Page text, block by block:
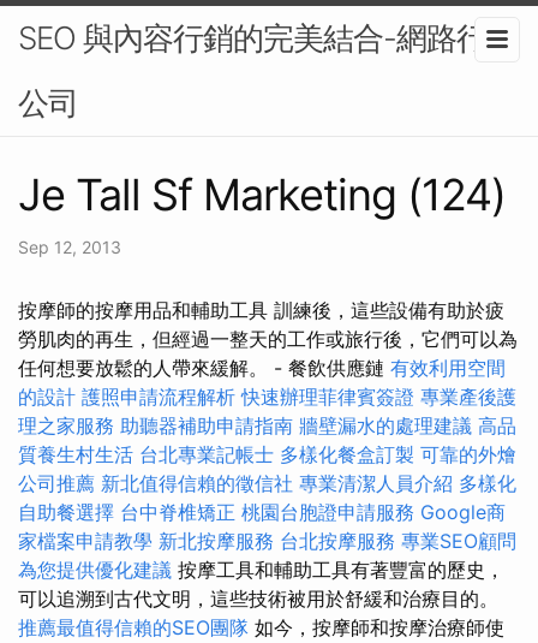
SEO 與內容行銷的完美結合-網路行銷
公司
Je Tall Sf Marketing (124)
Sep 12, 2013
按摩師的按摩用品和輔助工具 訓練後，這些設備有助於疲
勞肌肉的再生，但經過一整天的工作或旅行後，它們可以為
任何想要放鬆的人帶來緩解。 - 餐飲供應鏈 有效利用空間
的設計 護照申請流程解析 快速辦理菲律賓簽證 專業產後護
理之家服務 助聽器補助申請指南 牆壁漏水的處理建議 高品
質養生村生活 台北專業記帳士 多樣化餐盒訂製 可靠的外燴
公司推薦 新北值得信賴的徵信社 專業清潔人員介紹 多樣化
自助餐選擇 台中脊椎矯正 桃園台胞證申請服務 Google商
家檔案申請教學 新北按摩服務 台北按摩服務 專業SEO顧問
為您提供優化建議 按摩工具和輔助工具有著豐富的歷史，
可以追溯到古代文明，這些技術被用於舒緩和治療目的。
推薦最值得信賴的SEO團隊 如今，按摩師和按摩治療師使